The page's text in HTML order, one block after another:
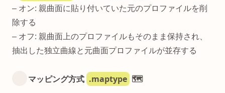
– オン: 親曲面に貼り付いていた元のプロファイルを削
除する
– オフ: 親曲面上のプロファイルもそのまま保持され、
抽出した独立曲線と元曲面プロファイルが並存する
マッピング方式 .maptype 🗺️